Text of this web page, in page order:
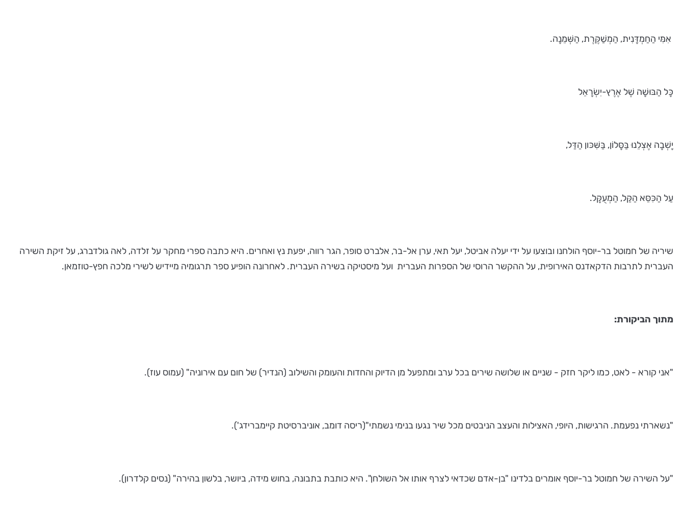
אִמִּי הַחַמְדָּנִית, הַמְשַׁקֶּרֶת, הַשְּׁמֵנָה.
כָּל הַבּוּשָׁה שֶׁל אֶרֶץ-יִשְׂרָאֵל
יָשְׁבָה אֶצְלֵנוּ בַּסָּלוֹן, בַּשִּׁכּון הַדַּל,
עַל הַכִּסֵּא הַקַּל, הַמְעֻקָּל.
שיריה של חמוטל בר-יוסף הולחנו ובוצעו על ידי יעלה אביטל, יעל תאי, ערן אל-בר, אלברט סופר, הגר רווה, יפעת נץ ואחרים. היא כתבה ספרי מחקר על זלדה, לאה גולדברג, על זיקת השירה
העברית לתרבות הדקאדנס האירופית, על ההקשר הרוסי של הספרות העברית ועל מיסטיקה בשירה העברית. לאחרונה הופיע ספר תרגומיה מיידיש לשירי מלכה חפץ-טוזמאן.
מתוך הביקורת:
"אני קורא - לאט, כמו ליקר חזק - שניים או שלושה שירים בכל ערב ומתפעל מן הדיוק והחדות והעומק והשילוב (הנדיר) של חום עם אירוניה" (עמוס עוז).
"נשארתי נפעמת. הרגישות, היופי, האצילות והעצב הניבטים מכל שיר נגעו בנימי נשמתי"ׁ(ריסה דומב, אוניברסיטת קיימברידג').
"על השירה של חמוטל בר-יוסף אומרים בלדינו "בן-אדם שכדאי לצרף אותו אל השולחן". היא כותבת בתבונה, בחוש מידה, ביושר, בלשון בהירה" (נסים קלדרון).